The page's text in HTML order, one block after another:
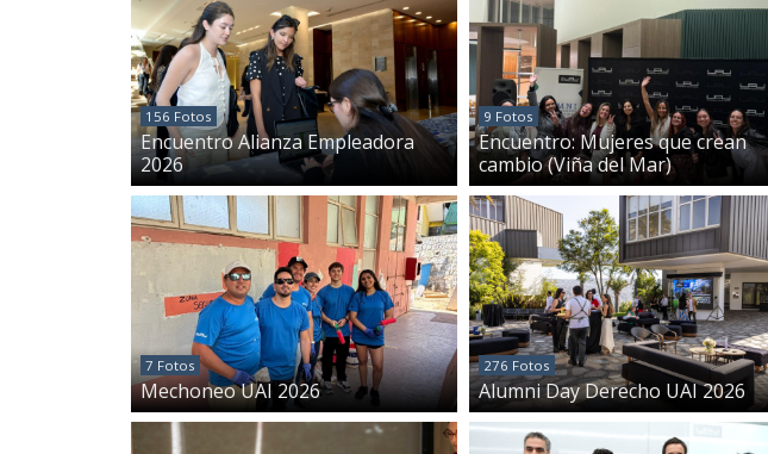
156 Fotos
Encuentro Alianza Empleadora
2026
9 Fotos
Encuentro: Mujeres que crean
cambio (Viña del Mar)
7 Fotos
Mechoneo UAI 2026
276 Fotos
Alumni Day Derecho UAI 2026